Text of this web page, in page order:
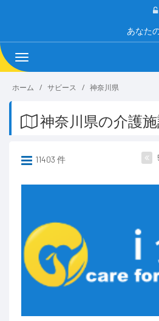
あなた
Toggle
navigation
ホーム サビース 神奈川県
神奈川県の介護
11403 件